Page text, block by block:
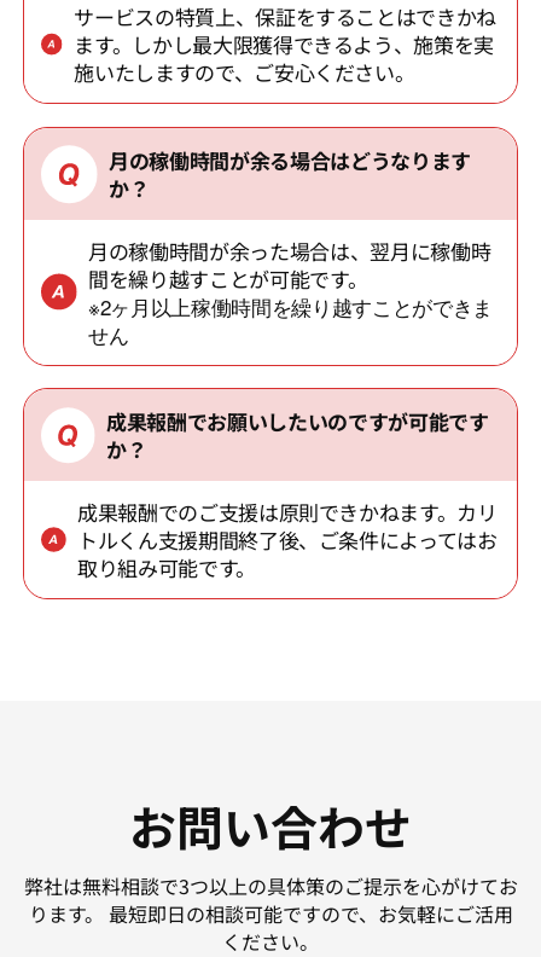
サービスの特質上、保証をすることはできかね
ます。しかし最大限獲得できるよう、施策を実
施いたしますので、ご安心ください。
月の稼働時間が余る場合はどうなります
か？
月の稼働時間が余った場合は、翌月に稼働時
間を繰り越すことが可能です。
※2ヶ月以上稼働時間を繰り越すことができま
せん
成果報酬でお願いしたいのですが可能です
か？
成果報酬でのご支援は原則できかねます。カリ
トルくん支援期間終了後、ご条件によってはお
取り組み可能です。
お問い合わせ
弊社は無料相談で3つ以上の具体策のご提示を心がけてお
ります。
最短即日の相談可能ですので、お気軽にご活用
ください。